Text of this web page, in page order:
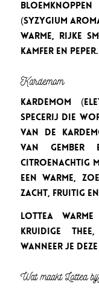
(Syzygium
warme, rijke
kamfer en peper.
Kardemom
Kardemom
specerij die
van de
van gember
citroenachtig
een warme,
zacht, fruitig
Lottea
kruidige
wanneer je
Wat maakt Lottea